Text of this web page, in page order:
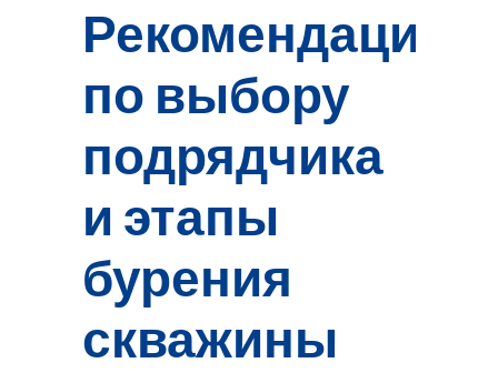
Рекомендации
по выбору
подрядчика
и этапы
бурения
скважины